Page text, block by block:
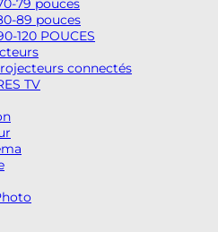
79 pouces
89 pouces
120 POUCES
connectés
TV